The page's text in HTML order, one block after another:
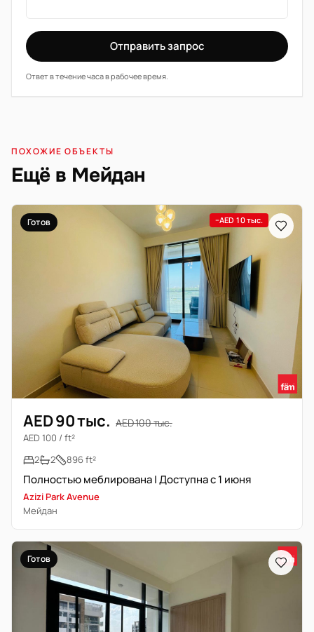
Отправить запрос
Ответ в течение часа в рабочее время.
ПОХОЖИЕ ОБЪЕКТЫ
Ещё в Мейдан
Готов −AED 10 тыс.
AED 90 тыс. AED 100 тыс.
AED 100 / ft²
2
2 896 ft²
Полностью меблирована | Доступна с 1 июня
Azizi Park Avenue
Мейдан
Готов